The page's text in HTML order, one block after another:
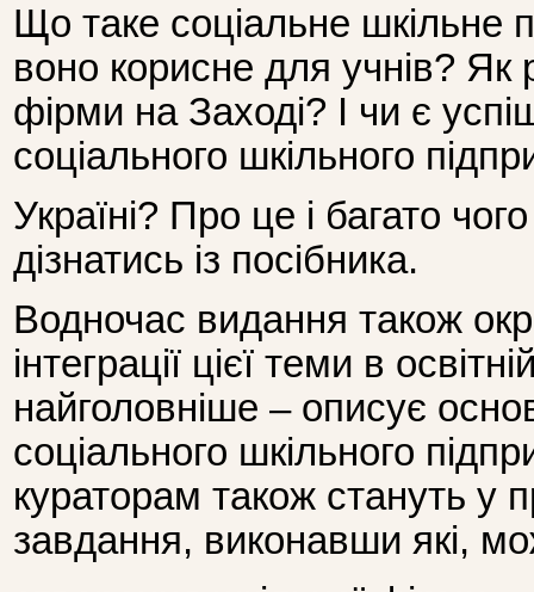
Що таке соціальне шкільне
воно корисне для учнів? Як
фірми на Заході? І чи є
соціального шкільного
Україні? Про це і багато
дізнатись із посібника.
Водночас видання також
інтеграції цієї теми в
найголовніше – описує
соціального шкільного
кураторам також стануть у
завдання, виконавши які,